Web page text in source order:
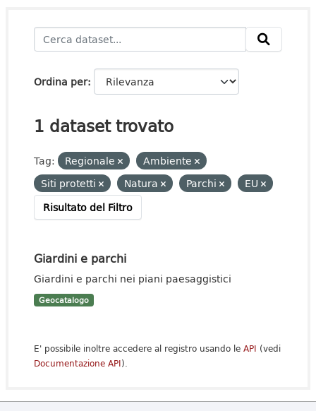
Ordina per
1 dataset trovato
Tag: Regionale
Ambiente
Siti protetti
Natura Parchi
EU
Risultato del Filtro
Giardini e parchi
Giardini e parchi nei piani paesaggistici
Geocatalogo
E' possibile inoltre accedere al registro usando le API (vedi
Documentazione API).